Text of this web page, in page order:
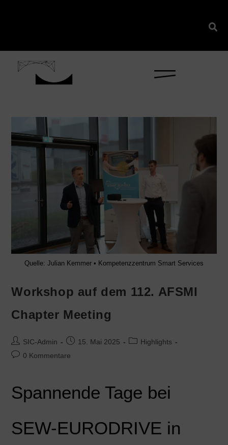
Quelle: Julian Kemmer • Kompetenzzentrum Smart Services
Workshop auf dem 112. AFSMI
Chapter Meeting
SIC-Admin 15. Mai 2025
Highlights
0 Kommentare
Spannende Tage bei
SEW-EURODRIVE in